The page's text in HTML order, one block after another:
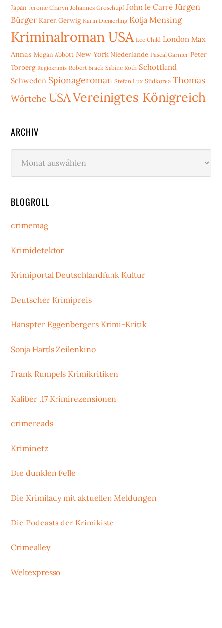
Japan Jerome Charyn Johannes Groschupf John le Carré Jürgen
Bürger Karen Gerwig Karin Diemerling Kolja Mensing
Kriminalroman USA Lee Child London Max
Annas Megan Abbott New York Niederlande Pascal Garnier Peter
Torberg Regiokrimis Robert Brack Sabine Roth Schottland
Schweden Spionageroman Stefan Lux Südkorea Thomas
Wörtche USAVereinigtes Königreich
ARCHIV
BLOGROLL
crimemag
Krimidetektor
Krimiportal Deutschlandfunk Kultur
Deutscher Krimipreis
Hanspter Eggenbergers Krimi-Kritik
Sonja Hartls Zeilenkino
Frank Rumpels Krimikritiken
Kaliber .17 Krimirezensionen
crimereads
Kriminetz
Die dunklen Felle
Die Krimilady mit aktuellen Meldungen
Die Podcasts der Krimikiste
Crimealley
Weltexpresso